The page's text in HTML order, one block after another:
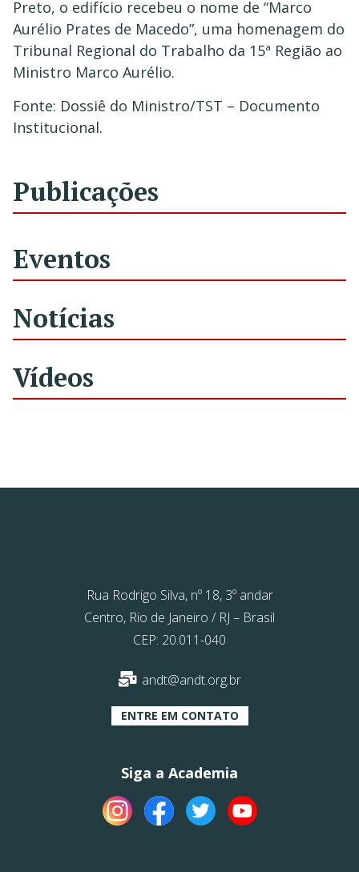
Preto, o edifício recebeu o nome de “Marco
Aurélio Prates de Macedo”, uma homenagem do
Tribunal Regional do Trabalho da 15ª Região ao
Ministro Marco Aurélio.
Fonte: Dossiê do Ministro/TST – Documento
Institucional.
Publicações
Eventos
Notícias
Vídeos
Rua Rodrigo Silva, nº 18, 3º andar
Centro, Rio de Janeiro / RJ – Brasil
CEP: 20.011-040
andt@andt.org.br
ENTRE EM CONTATO
Siga a Academia